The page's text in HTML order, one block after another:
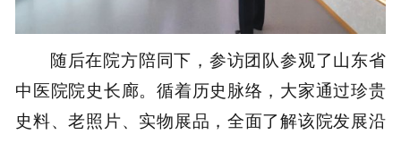
随后在院方陪同下，参访团队参观了山东省
中医院院史长廊。循着历史脉络，大家通过珍贵
史料、老照片、实物展品，全面了解该院发展沿